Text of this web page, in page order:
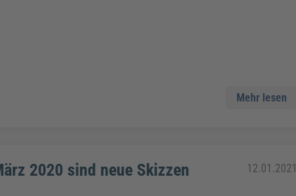
Mehr lesen
2020 sind neue Skizzen
12.01.2021